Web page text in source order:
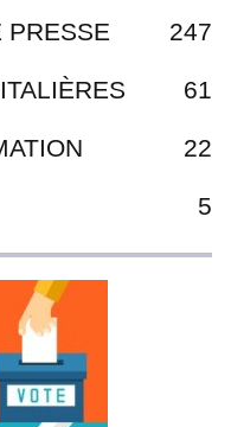
PRESSE 247
61
22
5